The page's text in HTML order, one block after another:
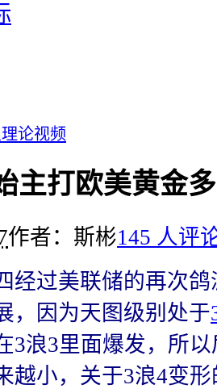
论视频
主打欧美黄金
作者：斯彬145 人评
经过美联储的再次
，因为天图级别处于
3浪3里面爆发，所
越小，关于3浪4变